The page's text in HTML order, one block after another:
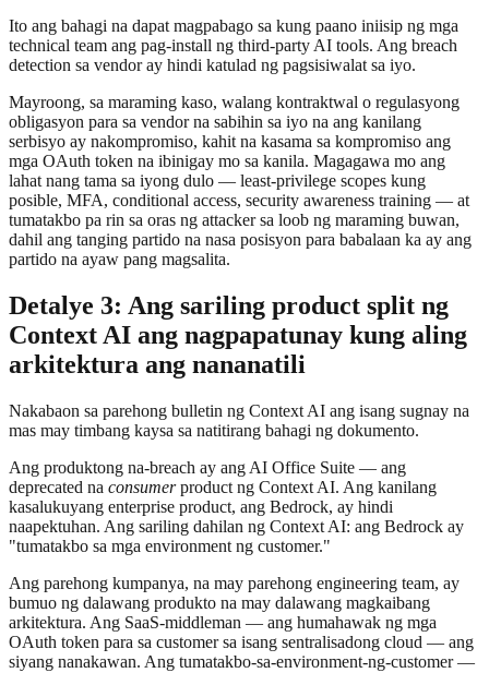
Ito ang bahagi na dapat magpabago sa kung paano iniisip ng mga
technical team ang pag-install ng third-party AI tools. Ang breach
detection sa vendor ay hindi katulad ng pagsisiwalat sa iyo.
Mayroong, sa maraming kaso, walang kontraktwal o regulasyong
obligasyon para sa vendor na sabihin sa iyo na ang kanilang
serbisyo ay nakompromiso, kahit na kasama sa kompromiso ang
mga OAuth token na ibinigay mo sa kanila. Magagawa mo ang
lahat nang tama sa iyong dulo — least-privilege scopes kung
posible, MFA, conditional access, security awareness training — at
tumatakbo pa rin sa oras ng attacker sa loob ng maraming buwan,
dahil ang tanging partido na nasa posisyon para babalaan ka ay ang
partido na ayaw pang magsalita.
Detalye 3: Ang sariling product split ng
Context AI ang nagpapatunay kung aling
arkitektura ang nananatili
Nakabaon sa parehong bulletin ng Context AI ang isang sugnay na
mas may timbang kaysa sa natitirang bahagi ng dokumento.
Ang produktong na-breach ay ang AI Office Suite — ang
deprecated na consumerproduct ng Context AI. Ang kanilang
kasalukuyang enterprise product, ang Bedrock, ay hindi
naapektuhan. Ang sariling dahilan ng Context AI: ang Bedrock ay
"tumatakbo sa mga environment ng customer."
Ang parehong kumpanya, na may parehong engineering team, ay
bumuo ng dalawang produkto na may dalawang magkaibang
arkitektura. Ang SaaS-middleman — ang humahawak ng mga
OAuth token para sa customer sa isang sentralisadong cloud — ang
siyang nanakawan. Ang tumatakbo-sa-environment-ng-customer —